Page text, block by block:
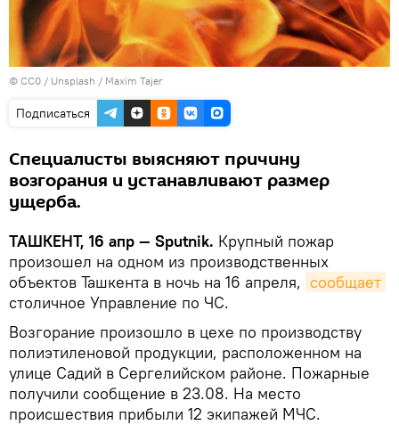
© CC0 / Unsplash / Maxim Tajer
Подписаться
Специалисты выясняют причину
возгорания и устанавливают размер
ущерба.
ТАШКЕНТ, 16 апр — Sputnik. Крупный пожар
произошел на одном из производственных
объектов Ташкента в ночь на 16 апреля, сообщает
столичное Управление по ЧС.
Возгорание произошло в цехе по производству
полиэтиленовой продукции, расположенном на
улице Садий в Сергелийском районе. Пожарные
получили сообщение в 23.08. На место
происшествия прибыли 12 экипажей МЧС.